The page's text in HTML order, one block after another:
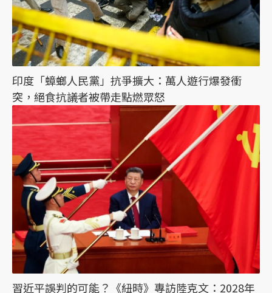
印度「蟑螂人民黨」抗爭擴大：萬人遊行爆發衝
突，絕食抗議者被帶走點燃眾怒
習近平誤判的可能？《紐時》專訪陸克文：2028年